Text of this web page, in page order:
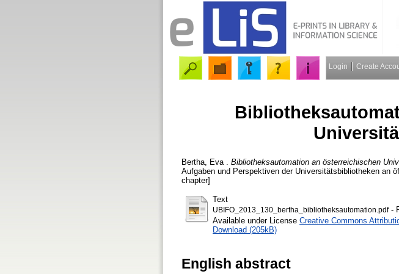
Login Create
Bertha, Eva Bibliotheksautomation an österreichischen
Aufgaben und Perspektiven der Universitätsbibliotheken an
chapter]
Text
UBIFO_2013_130_bertha_bibliotheksautomation.pdf-
Available under License Creative Commons
Download (205kB)
English abstract